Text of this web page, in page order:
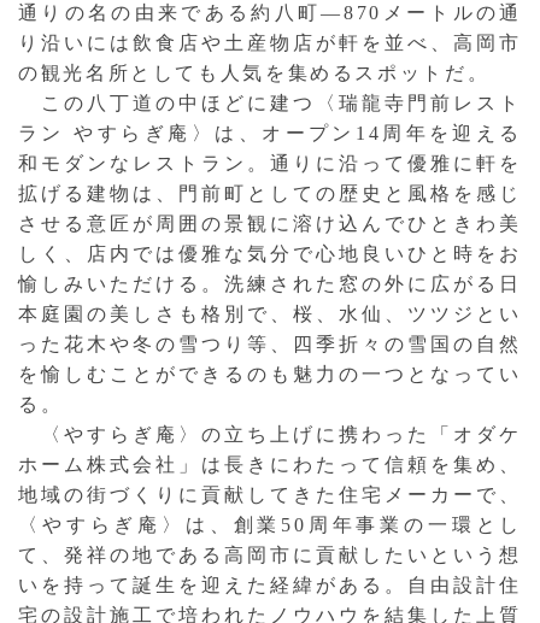
通りの名の由来である約八町—870メートルの通
り沿いには飲食店や土産物店が軒を並べ、高岡市
の観光名所としても人気を集めるスポットだ。
この八丁道の中ほどに建つ〈瑞龍寺門前レスト
ラン やすらぎ庵〉は、オープン14周年を迎える
和モダンなレストラン。通りに沿って優雅に軒を
拡げる建物は、門前町としての歴史と風格を感じ
させる意匠が周囲の景観に溶け込んでひときわ美
しく、店内では優雅な気分で心地良いひと時をお
愉しみいただける。洗練された窓の外に広がる日
本庭園の美しさも格別で、桜、水仙、ツツジとい
った花木や冬の雪つり等、四季折々の雪国の自然
を愉しむことができるのも魅力の一つとなってい
る。
〈やすらぎ庵〉の立ち上げに携わった「オダケ
ホーム株式会社」は長きにわたって信頼を集め、
地域の街づくりに貢献してきた住宅メーカーで、
〈やすらぎ庵〉は、創業50周年事業の一環とし
て、発祥の地である高岡市に貢献したいという想
いを持って誕生を迎えた経緯がある。自由設計住
宅の設計施工で培われたノウハウを結集した上質